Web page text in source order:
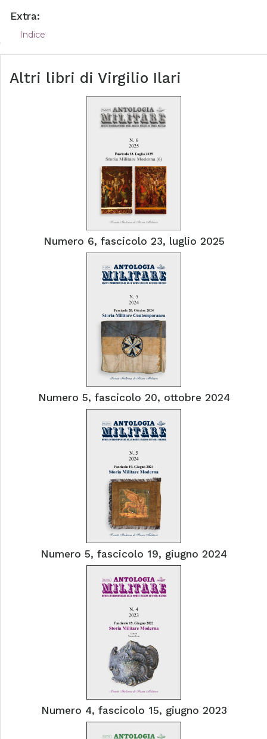
Extra:
Indice
Altri libri di Virgilio Ilari
Numero 6, fascicolo 23, luglio 2025
Numero 5, fascicolo 20, ottobre 2024
Numero 5, fascicolo 19, giugno 2024
Numero 4, fascicolo 15, giugno 2023